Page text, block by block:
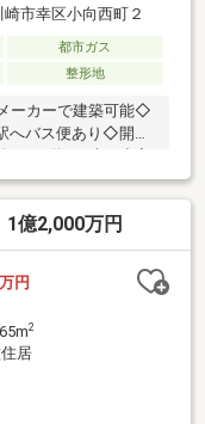
市幸区小向西町２
都市ガス
整形地
ーカーで建築可能◇
へバス便あり◇開放
センター、教育施設
住宅・店舗・事務所
LifeInformation】ラ
リーマート小向西町
向…徒歩3分（約
御幸小学校…徒歩3分
億2,000万円
万円
2
居